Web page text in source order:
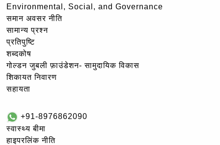
Environmental, Social, and Governance
समान अवसर नीति
सामान्य प्रश्न
प्रतिपुष्टि
शब्दकोष
गोल्‍डन जुबली फ़ाउंडेशन- सामुदायिक विकास
शिकायत निवारण
सहायता
+91-8976862090
स्वास्थ्य बीमा
हाइपरलिंक नीति